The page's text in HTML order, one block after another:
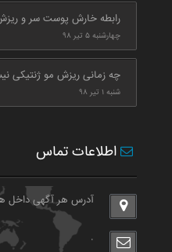
رابطه خارش پوست سر و
چهارشنبه ۵ تیر ۹۸
چه زمانی ریزش مو ژنتیکی
شنبه ۱ تیر ۹۸
اطلاعات تماس
آدرس هر آگهی
.